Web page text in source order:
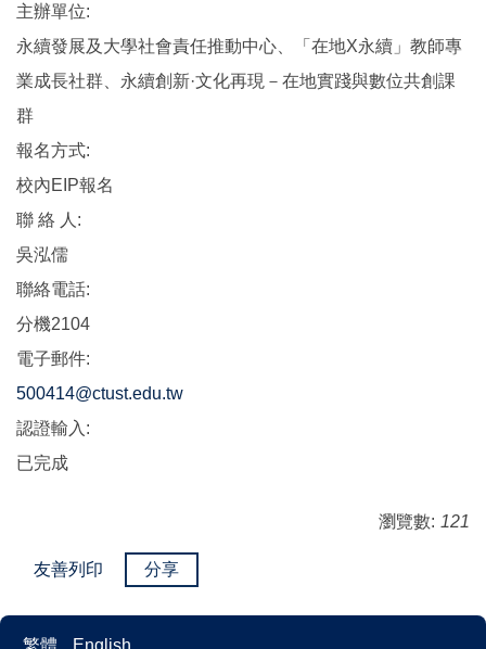
主辦單位:
永續發展及大學社會責任推動中心、「在地X永續」教師專
業成長社群、永續創新·文化再現－在地實踐與數位共創課
群
報名方式:
校內EIP報名
聯 絡 人:
吳泓儒
聯絡電話:
分機2104
電子郵件:
500414@ctust.edu.tw
認證輸入:
已完成
瀏覽數: 121
友善列印 分享
繁體 English